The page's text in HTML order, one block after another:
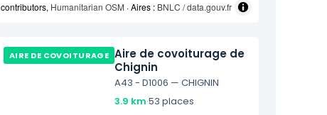
contributors, Humanitarian OSM · Aires : BNLC / data.gouv.fr
AIRE DE COVOITURAGE Aire de covoiturage de
Chignin
A43 - D1006 — CHIGNIN
3.9 km·53 places